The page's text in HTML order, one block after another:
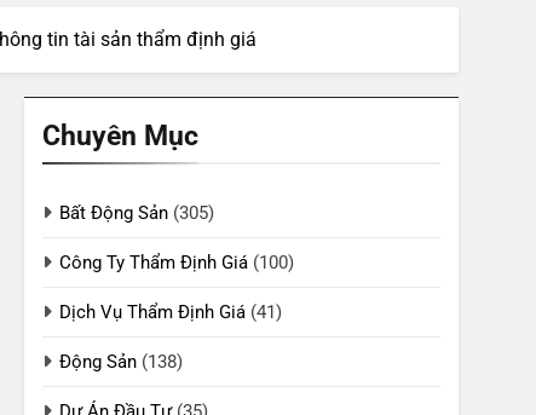
tin tài sản thẩm định giá
Chuyên Mục
Bất Động Sản (305)
Công Ty Thẩm Định Giá (100)
Dịch Vụ Thẩm Định Giá (41)
Động Sản (138)